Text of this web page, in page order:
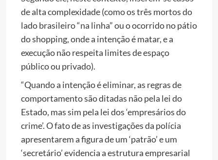
de alta complexidade (como os três mortos do
lado brasileiro “na linha” ou o ocorrido no pátio
do shopping, onde a intenção é matar, e a
execução não respeita limites de espaço
público ou privado).
“Quando a intenção é eliminar, as regras de
comportamento são ditadas não pela lei do
Estado, mas sim pela lei dos ‘empresários do
crime’. O fato de as investigações da polícia
apresentarem a figura de um ‘patrão’ e um
‘secretário’ evidencia a estrutura empresarial